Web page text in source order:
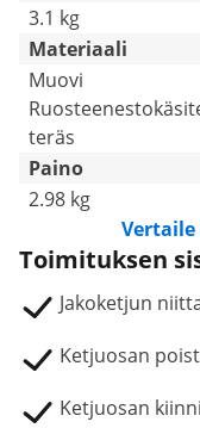
3.1 kg
Materiaali
Muovi
teräs
Paino
2.98 kg
Toimituksen
Jakoketjun
Ketjuosan
Ketjuosan